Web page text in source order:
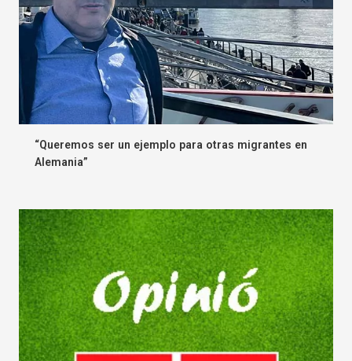
“Queremos ser un ejemplo para otras migrantes en
Alemania”